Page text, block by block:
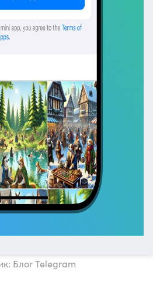
Блог Telegram